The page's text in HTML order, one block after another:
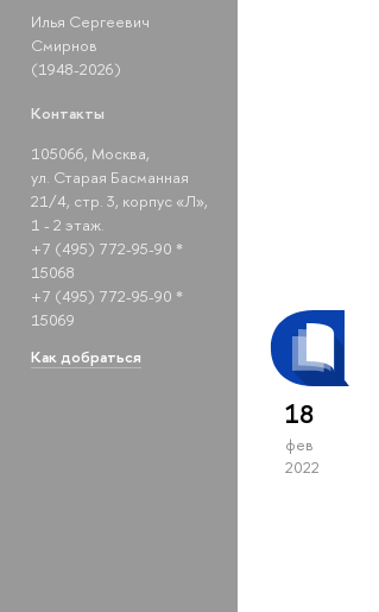
Илья Сергеевич
Смирнов
(1948-2026)
Контакты
105066, Москва,
ул. Старая Басманная
21/4, стр. 3, корпус «Л»,
1 - 2 этаж.
+7 (495) 772-95-90 *
15068
+7 (495) 772-95-90 *
15069
Как добраться
18
фев
2022